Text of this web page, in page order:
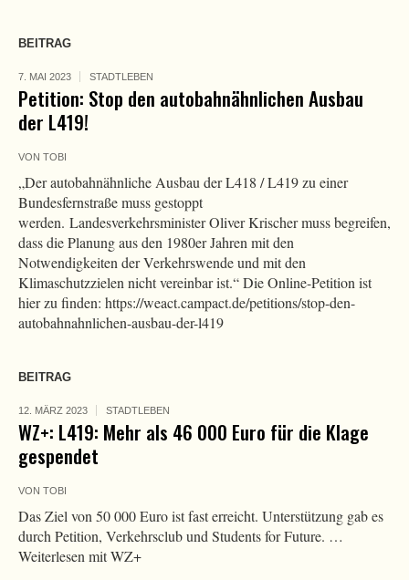
BEITRAG
7. MAI 2023 STADTLEBEN
Petition: Stop den autobahnähnlichen Ausbau
der L419!
VON TOBI
„Der autobahnähnliche Ausbau der L418 / L419 zu einer
Bundesfernstraße muss gestoppt
werden. Landesverkehrsminister Oliver Krischer muss begreifen,
dass die Planung aus den 1980er Jahren mit den
Notwendigkeiten der Verkehrswende und mit den
Klimaschutzzielen nicht vereinbar ist.“ Die Online-Petition ist
hier zu finden: https://weact.campact.de/petitions/stop-den-
autobahnahnlichen-ausbau-der-l419
BEITRAG
12. MÄRZ 2023 STADTLEBEN
WZ+: L419: Mehr als 46 000 Euro für die Klage
gespendet
VON TOBI
Das Ziel von 50 000 Euro ist fast erreicht. Unterstützung gab es
durch Petition, Verkehrsclub und Students for Future. …
Weiterlesen mit WZ+